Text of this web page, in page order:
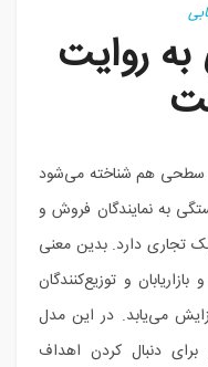
به روایت
سطحی هم شناخته می‌شود
به نمایندگان فروش و
تجاری دارد. بدین معنی
و توزیع‌کنندگان
می‌یابد. در این مدل
برای دنبال کردن اهداف